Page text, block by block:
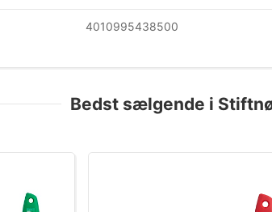
4010995438500
Bedst sælgende i